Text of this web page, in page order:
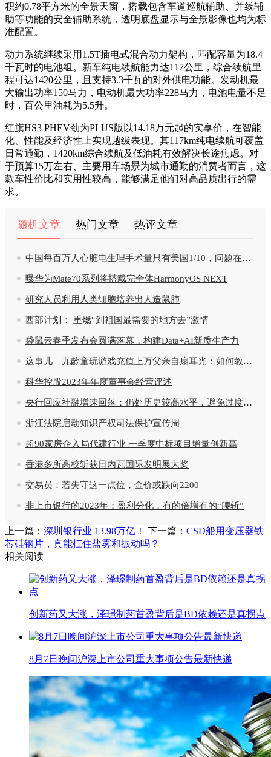
积约0.78平方米的全景天窗，搭载包含车道巡航辅助、并线辅
助等功能的安全辅助系统，透明底盘显示与全景影像也均为标
准配置。
动力系统继续采用1.5T插电式混合动力架构，匹配容量为18.4
千瓦时的电池组。新车纯电续航能力达117公里，综合续航里
程可达1420公里，且支持3.3千瓦的对外供电功能。发动机最
大输出功率150马力，电动机最大功率228马力，电池电量不足
时，百公里油耗为5.5升。
红旗HS3 PHEV劲为PLUS版以14.18万元起的实享价，在智能
化、性能及经济性上实现越级表现。其117km纯电续航可覆盖
日常通勤，1420km综合续航及低油耗有效解决长途焦虑。对
于预算15万左右、主要用车场景为城市通勤的消费者而言，这
款车性价比和实用性较高，能够满足他们对高品质出行的需
求。
随机文章 热门文章 热评文章
中国每百万人心脏电生理手术量只有美国1/10，问题在哪儿
曝华为Mate70系列将搭载完全体HarmonyOS NEXT
研究人员利用人类细胞培养出人造鼠肺
西部计划： 重燃“到祖国最需要的地方去”激情
袋鼠云春季发布会圆满落幕，构建Data+AI新质生产力
这事儿｜九龄童玩游戏充值上万父亲自扇耳光：如何教育更妥当
科华控股2023年年度董事会经营评述
央行回应社融增速回落：仍处历史较高水平，避免过度冲高导致后劲不足
浙江法院启动知识产权司法保护宣传周
超90家房企入局代建行业 一季度中标项目增量创新高
香港多所高校斩获日内瓦国际发明展大奖
交易员：若失守这一点位，金价或跌向2200
非上市银行的2023年：盈利分化，有的倍增有的“腰斩”
上一篇： 深圳银行业 13.98万亿！ 下一篇： CSD船用变压器铁
芯硅钢片，真能扛住盐雾和振动吗？
相关阅读
创新药又大涨，泽璟制药首盈背后是BD依赖还是真拐点
8月7日晚间沪深上市公司重大事项公告最新快递